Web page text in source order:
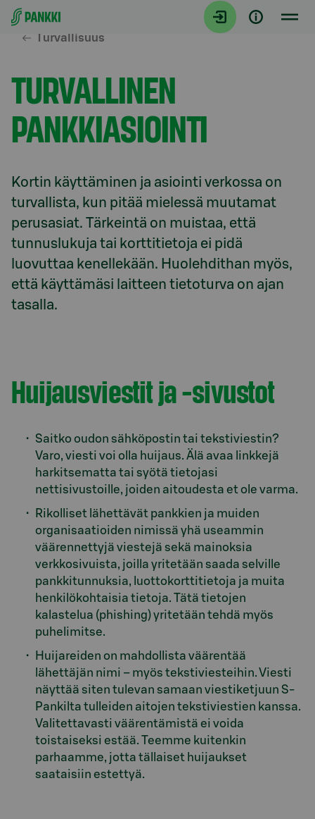
Siirry suoraan sisältöön
Turvallisuus
TURVALLINEN
PANKKIASIOINTI
Kortin käyttäminen ja asiointi verkossa on
turvallista, kun pitää mielessä muutamat
perusasiat. Tärkeintä on muistaa, että
tunnuslukuja tai korttitietoja ei pidä
luovuttaa kenellekään. Huolehdithan myös,
että käyttämäsi laitteen tietoturva on ajan
tasalla.
Huijausviestit ja -sivustot
Saitko oudon sähköpostin tai tekstiviestin?
Varo, viesti voi olla huijaus. Älä avaa linkkejä
harkitsematta tai syötä tietojasi
nettisivustoille, joiden aitoudesta et ole varma.
Rikolliset lähettävät pankkien ja muiden
organisaatioiden nimissä yhä useammin
väärennettyjä viestejä sekä mainoksia
verkkosivuista, joilla yritetään saada selville
pankkitunnuksia, luottokorttitietoja ja muita
henkilökohtaisia tietoja. Tätä tietojen
kalastelua (phishing) yritetään tehdä myös
puhelimitse.
Huijareiden on mahdollista väärentää
lähettäjän nimi – myös tekstiviesteihin. Viesti
näyttää siten tulevan samaan viestiketjuun S-
Pankilta tulleiden aitojen tekstiviestien kanssa.
Valitettavasti väärentämistä ei voida
toistaiseksi estää. Teemme kuitenkin
parhaamme, jotta tällaiset huijaukset
saataisiin estettyä.